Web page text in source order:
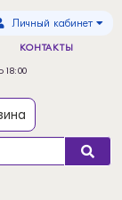
Личный кабинет
КОНТАКТЫ
18:00